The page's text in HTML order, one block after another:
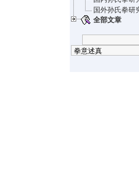
国外孙氏拳研
全部文章